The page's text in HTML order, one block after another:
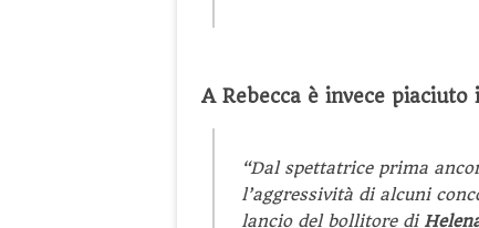
A Rebecca è invece
“Dal spettatrice prima
l’aggressività di alcuni
lancio del bollitore di